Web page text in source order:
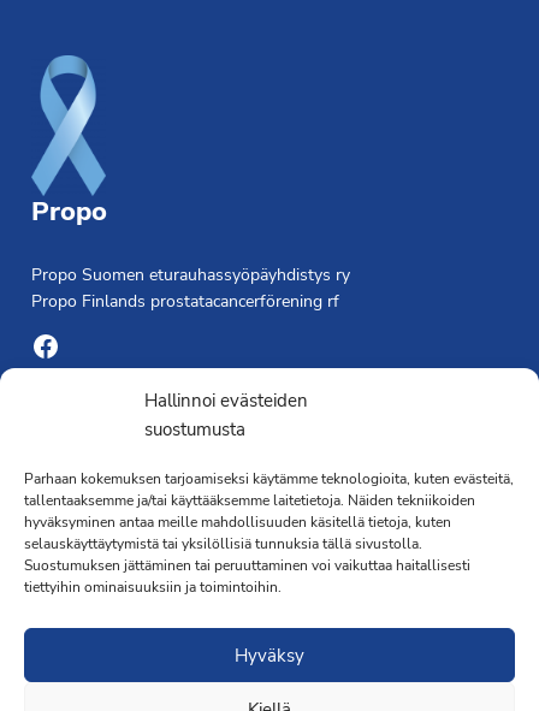
Hallinnoi evästeiden
suostumusta
Parhaan kokemuksen tarjoamiseksi käytämme teknologioita, kuten evästeitä,
tallentaaksemme ja/tai käyttääksemme laitetietoja. Näiden tekniikoiden
hyväksyminen antaa meille mahdollisuuden käsitellä tietoja, kuten
selauskäyttäytymistä tai yksilöllisiä tunnuksia tällä sivustolla.
Suostumuksen jättäminen tai peruuttaminen voi vaikuttaa haitallisesti
tiettyihin ominaisuuksiin ja toimintoihin.
Hyväksy
Propo
Propo Suomen eturauhassyöpäyhdistys ry
Propo Finlands prostatacancerförening rf
Facebook
Yhdistyksen toimisto
Laivapojankatu 3 C, 00180 Helsinki
toimisto@propo.fi
Saavutettavuusseloste »
Toiminnanjohtaja